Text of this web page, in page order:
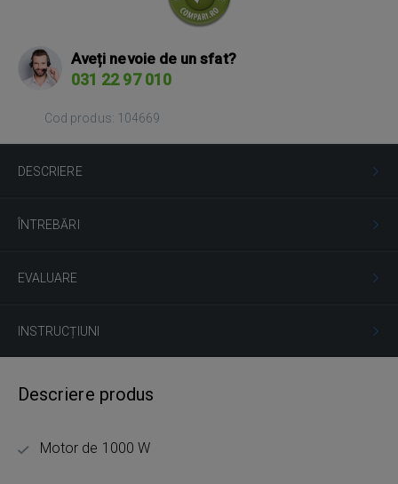
Aveți nevoie de un sfat?
031 22 97 010
Cod produs: 104669
DESCRIERE
ÎNTREBĂRI
EVALUARE
INSTRUCȚIUNI
Descriere produs
Motor de 1000 W